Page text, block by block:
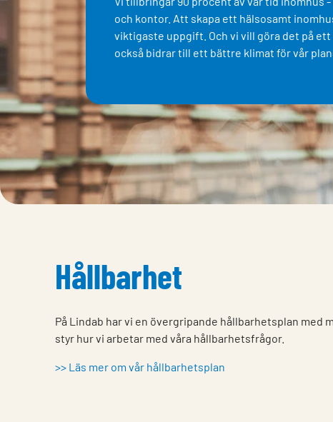
och kontor. Att skapa ett hälsosamt
viktigaste uppgift. Och vi vill göra det på
också bidrar till ett bättre klimat för vår
Hållbarhet
På Lindab har vi en övergripande hållbarhetsplan med
styr hur vi arbetar med våra hållbarhetsfrågor.
>> Läs mer om vår hållbarhetsplan